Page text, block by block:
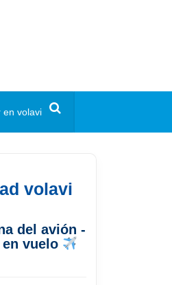
volavi
del avión -
vuelo